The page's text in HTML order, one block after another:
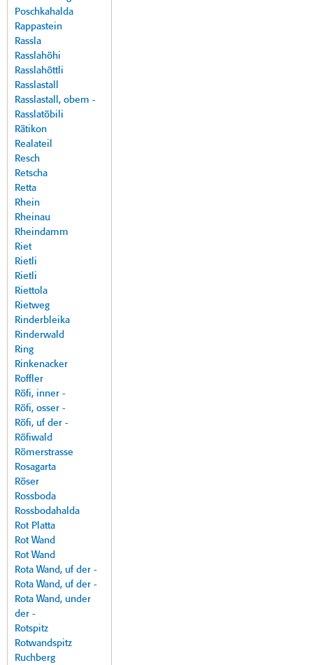
Poschkahalda
Rappastein
Rassla
Rasslahöhi
Rasslahöttli
Rasslastall
Rasslastall, obem -
Rasslatöbili
Rätikon
Realateil
Resch
Retscha
Retta
Rhein
Rheinau
Rheindamm
Riet
Rietli
Rietli
Riettola
Rietweg
Rinderbleika
Rinderwald
Ring
Rinkenacker
Roffler
Röfi, inner -
Röfi, osser -
Röfi, uf der -
Röfiwald
Römerstrasse
Rosagarta
Röser
Rossboda
Rossbodahalda
Rot Platta
Rot Wand
Rot Wand
Rota Wand, uf der -
Rota Wand, uf der -
Rota Wand, under
der -
Rotspitz
Rotwandspitz
Ruchberg